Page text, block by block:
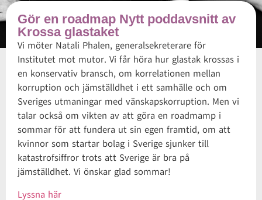
Gör en roadmap Nytt poddavsnitt av
Krossa glastaket
Vi möter Natali Phalen, generalsekreterare för
Institutet mot mutor. Vi får höra hur glastak krossas i
en konservativ bransch, om korrelationen mellan
korruption och jämställdhet i ett samhälle och om
Sveriges utmaningar med vänskapskorruption. Men vi
talar också om vikten av att göra en roadmamp i
sommar för att fundera ut sin egen framtid, om att
kvinnor som startar bolag i Sverige sjunker till
katastrofsiffror trots att Sverige är bra på
jämställdhet. Vi önskar glad sommar!
Lyssna här